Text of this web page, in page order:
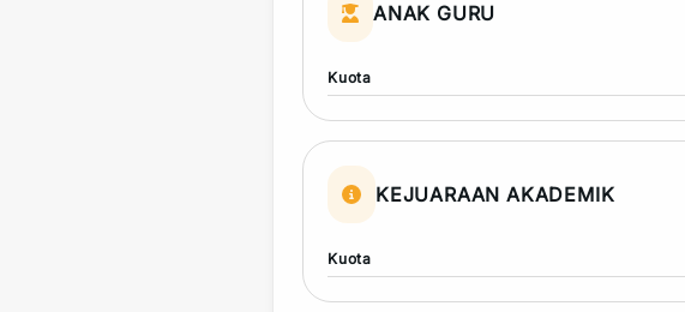
ANAK GURU
Kuota
KEJUARAAN AKADEMIK
Kuota